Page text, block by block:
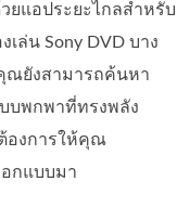
ยแอประยะไกลสำหรับ
ล่น Sony DVD บาง
ณยังสามารถค้นหา
บบพกพาที่ทรงพลัง
องการให้คุณ
อกแบบมา